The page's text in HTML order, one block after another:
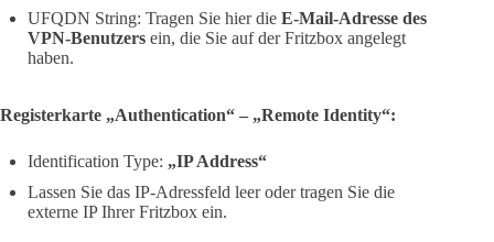
UFQDN String: Tragen Sie hier die E-Mail-Adresse des
VPN-Benutzers ein, die Sie auf der Fritzbox angelegt
haben.
Registerkarte „Authentication“ – „Remote Identity“:
Identification Type: „IP Address“
Lassen Sie das IP-Adressfeld leer oder tragen Sie die
externe IP Ihrer Fritzbox ein.